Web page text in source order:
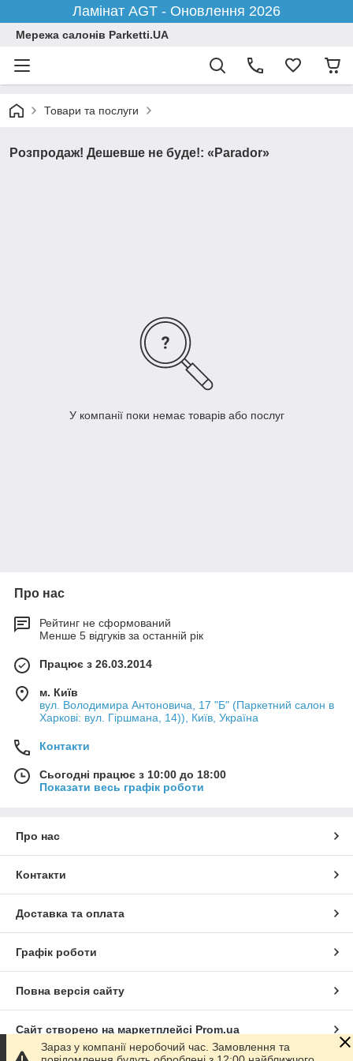
Ламінат AGT - Оновлення 2026
Мережа салонів Parketti.UA
Товари та послуги
Розпродаж! Дешевше не буде!: «Parador»
У компанії поки немає товарів або послуг
Про нас
Рейтинг не сформований
Менше 5 відгуків за останній рік
Працює з 26.03.2014
м. Київ
вул. Володимира Антоновича, 17 "Б" (Паркетний салон в
Харкові: вул. Гіршмана, 14)), Київ, Україна
Контакти
Сьогодні працює з 10:00 до 18:00
Показати весь графік роботи
Про нас
Контакти
Доставка та оплата
Графік роботи
Повна версія сайту
Сайт створено на маркетплейсі Prom.ua
Зараз у компанії неробочий час. Замовлення та